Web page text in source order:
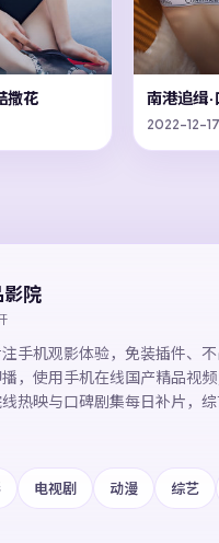
撒花 南港追缉
2022-12-17
影院
手机观影体验， 免装插件、不
， 使用手机在线国产精品视频
热映与口碑剧集每日补片，
电视剧 动漫 综艺